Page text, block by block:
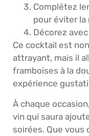
Complétez
pour éviter la
Décorez
Ce cocktail est
attrayant, mais il
framboises à la
expérience
À chaque
vin qui saura
soirées. Que vous